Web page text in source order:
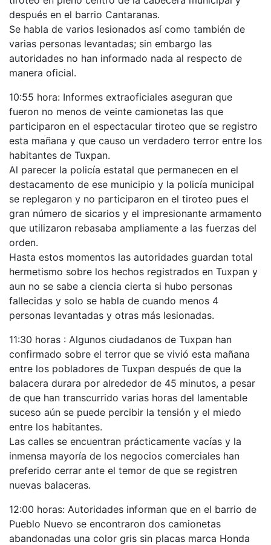
después en el barrio Cantaranas.
Se habla de varios lesionados así como también de
varias personas levantadas; sin embargo las
autoridades no han informado nada al respecto de
manera oficial.
10:55 hora: Informes extraoficiales aseguran que
fueron no menos de veinte camionetas las que
participaron en el espectacular tiroteo que se registro
esta mañana y que causo un verdadero terror entre los
habitantes de Tuxpan.
Al parecer la policía estatal que permanecen en el
destacamento de ese municipio y la policía municipal
se replegaron y no participaron en el tiroteo pues el
gran número de sicarios y el impresionante armamento
que utilizaron rebasaba ampliamente a las fuerzas del
orden.
Hasta estos momentos las autoridades guardan total
hermetismo sobre los hechos registrados en Tuxpan y
aun no se sabe a ciencia cierta si hubo personas
fallecidas y solo se habla de cuando menos 4
personas levantadas y otras más lesionadas.
11:30 horas : Algunos ciudadanos de Tuxpan han
confirmado sobre el terror que se vivió esta mañana
entre los pobladores de Tuxpan después de que la
balacera durara por alrededor de 45 minutos, a pesar
de que han transcurrido varias horas del lamentable
suceso aún se puede percibir la tensión y el miedo
entre los habitantes.
Las calles se encuentran prácticamente vacías y la
inmensa mayoría de los negocios comerciales han
preferido cerrar ante el temor de que se registren
nuevas balaceras.
12:00 horas: Autoridades informan que en el barrio de
Pueblo Nuevo se encontraron dos camionetas
abandonadas una color gris sin placas marca Honda